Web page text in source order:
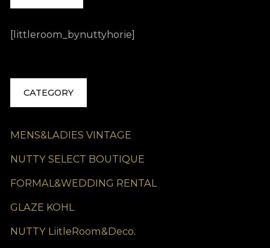
[littleroom_bynuttyhorie]
CATEGORY
MENS&LADIES VINTAGE
NUTTY SELECT BOUTIQUE
FORMAL&WEDDING RENTAL
GLAZE KOHL
NUTTY LiitleRoom&Deco.